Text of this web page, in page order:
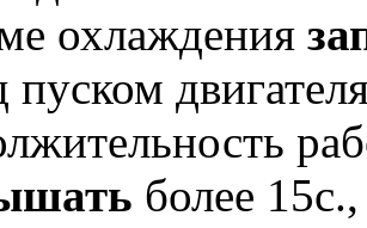
охлаждения
пуском
более